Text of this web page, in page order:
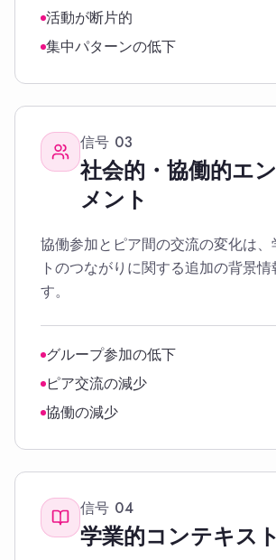
活動が断片的
集中パターンの低下
信号 03
社会的・協働的エ
メント
協働参加とピア間の交流の変化は
トのつながりに関する追加の背景情
す。
グループ参加の低下
ピア交流の減少
協働の減少
信号 04
学業的コンテキス